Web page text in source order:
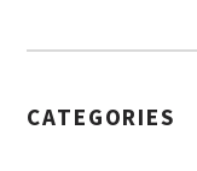
CATEGORIES